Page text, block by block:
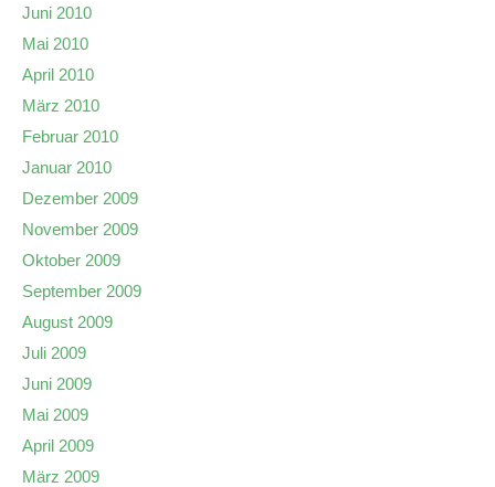
Juni 2010
Mai 2010
April 2010
März 2010
Februar 2010
Januar 2010
Dezember 2009
November 2009
Oktober 2009
September 2009
August 2009
Juli 2009
Juni 2009
Mai 2009
April 2009
März 2009